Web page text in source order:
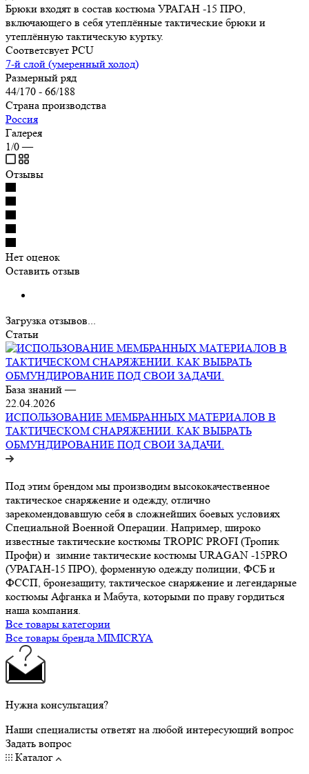
Брюки входят в состав костюма УРАГАН -15 ПРО,
включающего в себя утеплённые тактические брюки и
утеплённую тактическую куртку.
Соответсвует PCU
7-й слой (умеренный холод)
Размерный ряд
44/170 - 66/188
Страна производства
Россия
Галерея
1/0 —
Отзывы
Нет оценок
Оставить отзыв
Загрузка отзывов...
Статьи
База знаний—
22.04.2026
ИСПОЛЬЗОВАНИЕ МЕМБРАННЫХ МАТЕРИАЛОВ В
ТАКТИЧЕСКОМ СНАРЯЖЕНИИ. КАК ВЫБРАТЬ
ОБМУНДИРОВАНИЕ ПОД СВОИ ЗАДАЧИ.
Под этим брендом мы производим высококачественное
тактическое снаряжение и одежду, отлично
зарекомендовавшую себя в сложнейших боевых условиях
Специальной Военной Операции. Например, широко
известные тактические костюмы TROPIC PROFI (Тропик
Профи) и зимние тактические костюмы URAGAN -15PRO
(УРАГАН-15 ПРО), форменную одежду полиции, ФСБ и
ФССП, бронезащиту, тактическое снаряжение и легендарные
костюмы Афганка и Мабута, которыми по праву гордиться
наша компания.
Все товары категории
Все товары бренда MIMICRYA
Нужна консультация?
Наши специалисты ответят на любой интересующий вопрос
Задать вопрос
Каталог